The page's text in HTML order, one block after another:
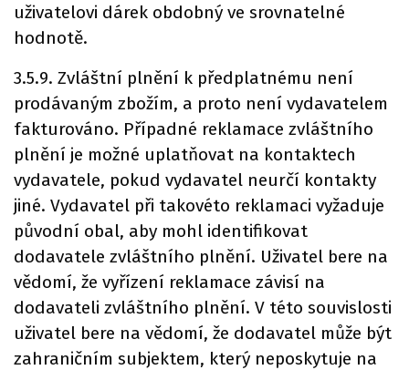
uživatelovi dárek obdobný ve srovnatelné
hodnotě.
3.5.9. Zvláštní plnění k předplatnému není
prodávaným zbožím, a proto není vydavatelem
fakturováno. Případné reklamace zvláštního
plnění je možné uplatňovat na kontaktech
vydavatele, pokud vydavatel neurčí kontakty
jiné. Vydavatel při takovéto reklamaci vyžaduje
původní obal, aby mohl identifikovat
dodavatele zvláštního plnění. Uživatel bere na
vědomí, že vyřízení reklamace závisí na
dodavateli zvláštního plnění. V této souvislosti
uživatel bere na vědomí, že dodavatel může být
zahraničním subjektem, který neposkytuje na